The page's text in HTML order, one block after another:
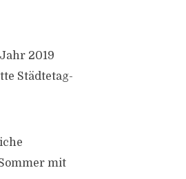
2019
Städtetag-
mit